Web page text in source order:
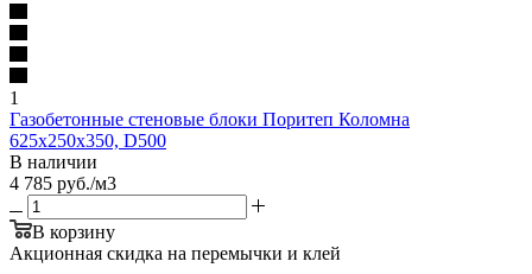
1
Газобетонные стеновые блоки Поритеп Коломна
625х250х350, D500
В наличии
4 785 руб./м3
В корзину
Акционная скидка на перемычки и клей